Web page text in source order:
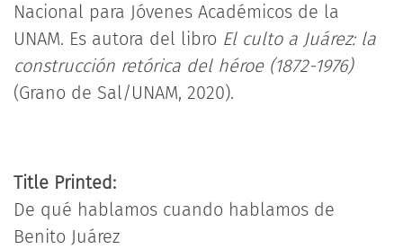
Nacional para Jóvenes Académicos de la
UNAM. Es autora del libro El culto a Juárez: la
construcción retórica del héroe (1872-1976)
(Grano de Sal/UNAM, 2020).
Title Printed:
De qué hablamos cuando hablamos de
Benito Juárez